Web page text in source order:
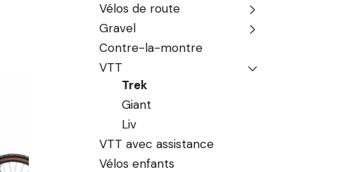
Vélos de route
Gravel
Contre-la-montre
VTT
Trek
Giant
Liv
VTT avec assistance
Vélos enfants